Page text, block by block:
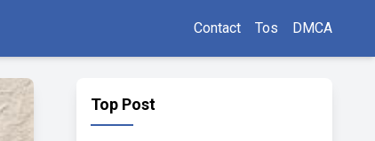
Contact Tos DMCA
Top Post